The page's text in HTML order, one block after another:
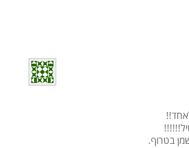
בטרוף.